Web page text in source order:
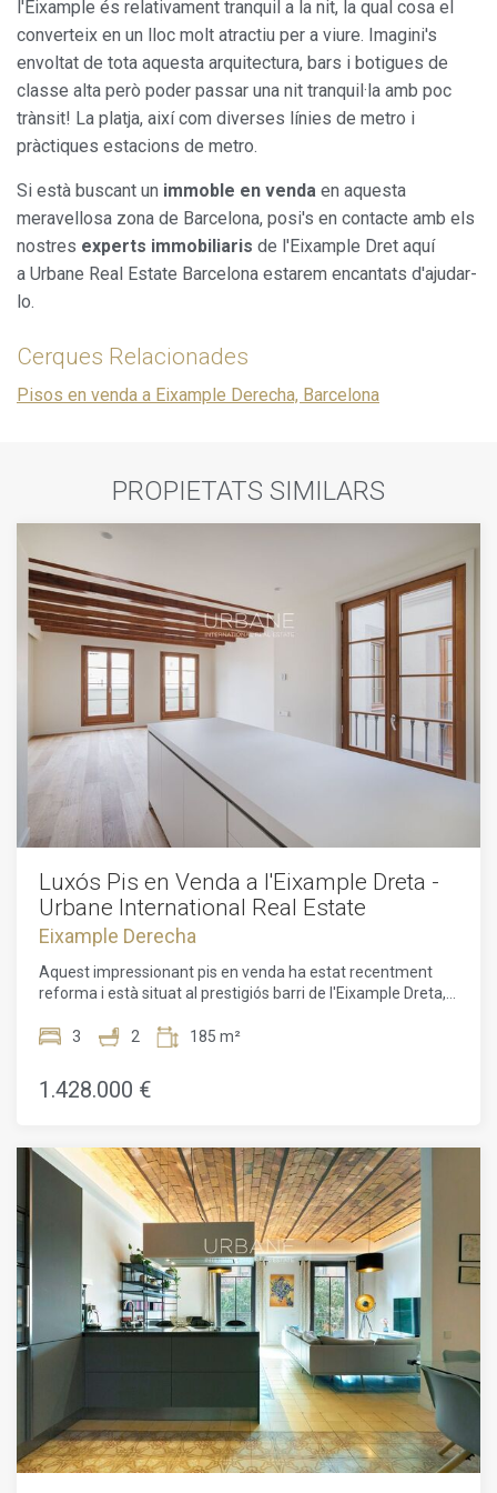
l'Eixample és relativament tranquil a la nit, la qual cosa el
converteix en un lloc molt atractiu per a viure. Imagini's
envoltat de tota aquesta arquitectura, bars i botigues de
classe alta però poder passar una nit tranquil·la amb poc
trànsit! La platja, així com diverses línies de metro i
pràctiques estacions de metro.
Si està buscant un immoble en venda en aquesta
meravellosa zona de Barcelona, posi's en contacte amb els
nostres experts immobiliaris de l'Eixample Dret aquí
a Urbane Real Estate Barcelona estarem encantats d'ajudar-
lo.
Cerques Relacionades
Pisos en venda a Eixample Derecha, Barcelona
PROPIETATS SIMILARS
Luxós Pis en Venda a l'Eixample Dreta -
Urbane International Real Estate
Eixample Derecha
Aquest impressionant pis en venda ha estat recentment
reforma i està situat al prestigiós barri de l'Eixample Dreta, a
Catalunya. Amb una ubicació privilegiada, aquesta propietat
desitjades de Barcelona. Ubicat al segon pis d'un edifici
completament reforma, aquest pis de 158m2 compta amb
Els acabats de alta qualitat i els detalls elegants es
combinen per crear un ambient sofisticat i acollidor. A
l'entrar a l'apartament, seràs rebut per un petit vestibul que
condueix a la cuina, totalment equipada amb
electrodomèstics de primera qualitat. El saló/menjador
ofereix un espai ideal per a l'entreteniment, amb accés
directe al balcó, perfecte per gaudir del clima mediterrani.
La zona de nit ofereix privacitat i confort, amb una habitació
doble que s'obre a un pati interior, seguida de la
impressionant suite principal amb bany privat i vestidor. El
tercer dormitori també compta amb accés al balcó i
comparteix un elegant segon bany complet amb acabats de
gamma alta. Amb característiques addicionals com armaris
encastats, terres de parquet, calefacció central i aire
condicionat, així com un sistema domòtic intel·ligent,
aquesta propietat ofereix l'últim en comoditat i tecnologia.
3 2 185 m²
1.428.000 €